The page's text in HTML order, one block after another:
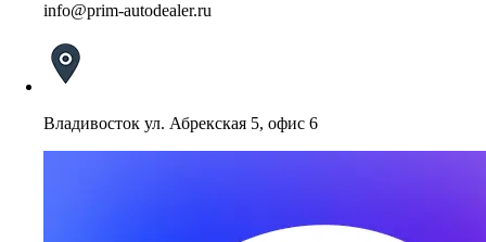
info@prim-autodealer.ru
Владивосток ул. Абрекская 5, офис 6